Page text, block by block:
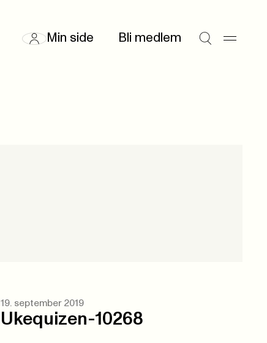
Min side Bli medlem
19. september 2019
Ukequizen-10268